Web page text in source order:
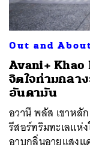
Out and
Avani+
จิตใจท่ามกลา
อันดามัน
อวานี พลัส เขาหลั
รีสอร์ทริมทะเลแห่
อาบกลิ่นอายแสงแ
ค้นหา
SHARE